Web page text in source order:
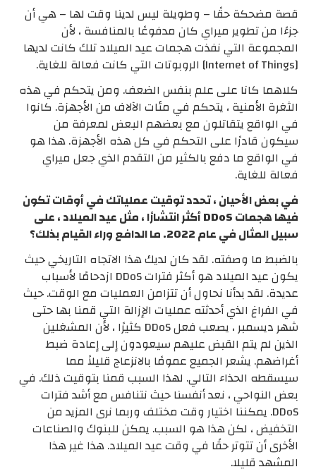
قصة مضحكة حقًا – وطويلة ليس لدينا وقت لها – هي أن
جزءًا من تطوير ميراي كان مدفوعًا بالمنافسة ، لأن
المجموعة التي نفذت هجمات عيد الميلاد تلك كانت لديها
[Internet of Things] الروبوتات التي كانت فعالة للغاية.
كلاهما كانا على علم بنفس الضعف. ومن يتحكم في هذه
الثغرة الأمنية ، يتحكم في مئات الآلاف من الأجهزة. كانوا
في الواقع يتقاتلون مع بعضهم البعض لمعرفة من
سيكون قادرًا على التحكم في كل هذه الأجهزة. هذا هو
في الواقع ما دفع بالكثير من التقدم الذي جعل ميراي
فعالة للغاية.
في بعض الأحيان ، تحدد توقيت عملياتك في أوقات تكون
فيها هجمات DDoS أكثر انتشارًا ، مثل عيد الميلاد ، على
سبيل المثال في عام 2022. ما الدافع وراء القيام بذلك؟
بالضبط ما وصفته. لقد كان لديك هذا الاتجاه التاريخي حيث
يكون عيد الميلاد هو أكثر فترات DDoS ازدحامًا لأسباب
عديدة. لقد بدأنا نحاول أن تتزامن العمليات مع الوقت. حيث
في الفراغ الذي أحدثته عمليات الإزالة التي قمنا بها حتى
شهر ديسمبر ، يصعب فعل DDoS كثيرًا ، لأن المشغلين
الذين لم يتم القبض عليهم سيعودون إلى إعادة ضبط
أغراضهم. يشعر الجميع عمومًا بالانزعاج قليلاً مما
سيسقطه الحذاء التالي. لهذا السبب قمنا بتوقيت ذلك. في
بعض النواحي ، نعد أنفسنا حيث نتنافس مع أشد فترات
DDoS. يمكننا اختيار وقت مختلف وربما نرى المزيد من
التخفيض ، لكن هذا هو السبب. يمكن للبنوك والصناعات
الأخرى أن تتوتر حقًا في وقت عيد الميلاد. هذا غير هذا
المشهد قليلا.